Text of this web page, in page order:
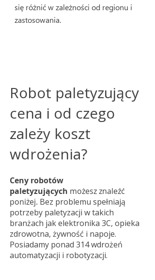
się różnić w zależności od regionu i
zastosowania.
Robot paletyzujący
cena i od czego
zależy koszt
wdrożenia?
Ceny robotów
paletyzujących możesz znaleźć
poniżej. Bez problemu spełniają
potrzeby paletyzacji w takich
branżach jak elektronika 3C, opieka
zdrowotna, żywność i napoje.
Posiadamy ponad 314 wdrożeń
automatyzacji i robotyzacji.